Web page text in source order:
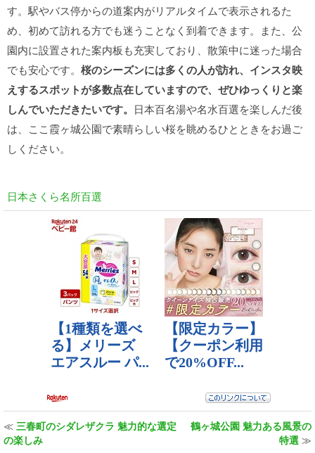
す。駅やバス停からの道案内がリアルタイムで表示されるた
め、初めて訪れる方でも迷うことなく到着できます。また、公
園内に設置された案内板も充実しており、散策中に迷った場合
でも安心です。 桜のシーズンには多くの人が訪れ、インスタ映
えするスポットが多数点在していますので、ぜひゆっくりと楽
しんでいただきたいです。 日本百名湯や名水百選を楽しんだ後
は、ここ霞ヶ城公園で素晴らしい桜を眺めるひとときをお過ご
しください。
日本さくら名所百選
≪ 三春町のシダレザクラ 魅力的な選定
の楽しみ
鶴ヶ城公園 魅力ある風景の
特選 ≫